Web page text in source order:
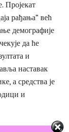
Пројекат
рађања“ већ
демографије
да ће
и
наставак
а средства је
и